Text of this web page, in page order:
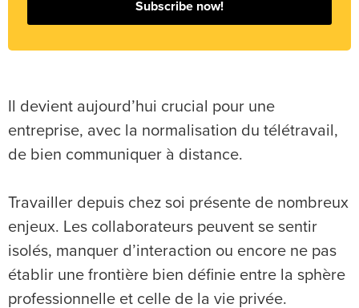
Subscribe now!
Il devient aujourd’hui crucial pour une
entreprise, avec la normalisation du télétravail,
de bien communiquer à distance.
Travailler depuis chez soi présente de nombreux
enjeux. Les collaborateurs peuvent se sentir
isolés, manquer d’interaction ou encore ne pas
établir une frontière bien définie entre la sphère
professionnelle et celle de la vie privée.